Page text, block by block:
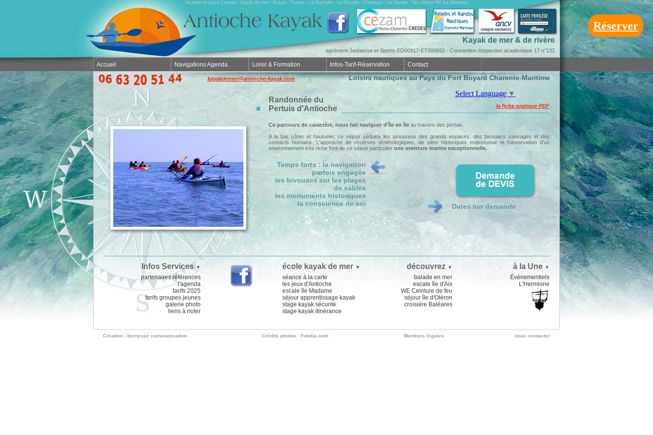
Réserver
Accueil Navigations Agenda Loisir & Formation Infos-Tarif-Réservation Contact
Select Language ▼
location et cours Canoës - Kayak de mer - Royan - Fouras - La Rochelle - La Gironde - Cordouan - La Seudre - îles Oléron Ré Aix Madame
Kayak de mer & de rivère
agrément Jeunesse et Sports ED00917-ET000692 - Convention Inspection académique 17 n°132
kayakdemer@antioche-kayak.com Loisirs nautiques au Pays du Fort Boyard Charente-Maritime
■
Randonnée du
Pertuis d'Antioche
la fiche pratique PDF
Ce parcours de caractère, nous fait naviguer d'île en île au travers des pertuis.
A la fois côtier et hauturier, ce séjour séduira les amoureux des grands espaces, des bivouacs sauvages et des
contacts humains. L'approche de réserves ornithologiques, de sites historiques majestueux et l'observation d'un
environnement très riche font de ce séjour particulier une aventure marine exceptionnelle.
Temps forts : la navigation
parfois engagée
les bivouacs sur les plages
de sables
les monuments historiques
la conscience de soi
Dates sur demande
Infos Services▼
partenaires références
l'agenda
tarifs 2025
tarifs groupes jeunes
galerie photo
liens à noter
école kayak de mer ▼ découvrez ▼
séance à la carte
balade en mer
les jeux d'Antioche
escale île d'Aix
escale île Madame
WE Ceinture de feu
séjour apprentissage kayak
séjour île d'Oléron
stage kayak sécurité
croisière Baléares
stage kayak itinérance
à la Une ▼
Événementiels
L'Hermione
Création : bernezac communication Crédits photos : Fotolia.com Mentions légales nous contacter